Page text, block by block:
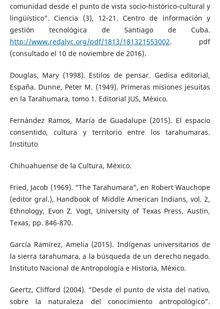
comunidad desde el punto de vista socio-histórico-cultural y
lingüístico”. Ciencia (3), 12-21. Centro de información y
gestión tecnológica de Santiago de Cuba.
http://www.redalyc.org/pdf/1813/181321553002. pdf
(consultado el 10 de noviembre de 2016).
Douglas, Mary (1998). Estilos de pensar. Gedisa editorial,
España. Dunne, Peter M. (1949). Primeras misiones jesuitas
en la Tarahumara, tomo 1. Editorial JUS, México.
Fernández Ramos, María de Guadalupe (2015). El espacio
consentido, cultura y territorio entre los tarahumaras.
Instituto
Chihuahuense de la Cultura, México.
Fried, Jacob (1969). “The Tarahumara”, en Robert Wauchope
(editor gral.), Handbook of Middle American Indians, vol. 2,
Ethnology, Evon Z. Vogt, University of Texas Press, Austin,
Texas, pp. 846-870.
García Ramírez, Amelia (2015). Indígenas universitarios de
la sierra tarahumara, a la búsqueda de un derecho negado.
Instituto Nacional de Antropología e Historia, México.
Geertz, Clifford (2004). “Desde el punto de vista del nativo,
sobre la naturaleza del conocimiento antropológico”.